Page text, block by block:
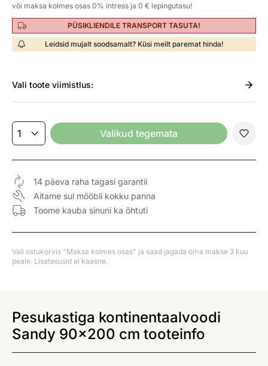
või maksa kolmes osas 0% intress ja 0 € lepingutasu!
PÜSIKLIENDILE TRANSPORT TASUTA!
Leidsid mujalt soodsamalt? Küsi meilt paremat hinda!
Vali toote viimistlus:
Valikud tegemata
14 päeva raha tagasi garantii
Aitame sul mööbli kokku panna
Toome kauba sinuni ka õhtuti
Vali ostukorvis "Maksa kolmes osas" ja saad jagada oma makse 3 kuu
peale. Lisatasusid ei kaasne.
Pesukastiga kontinentaalvoodi
Sandy 90x200 cm tooteinfo